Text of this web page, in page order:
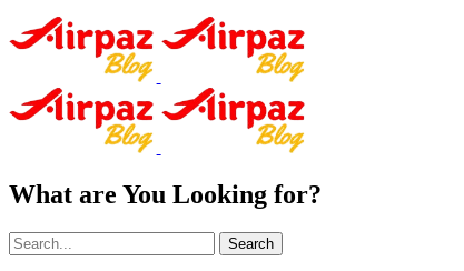
What are You Looking for?
Search